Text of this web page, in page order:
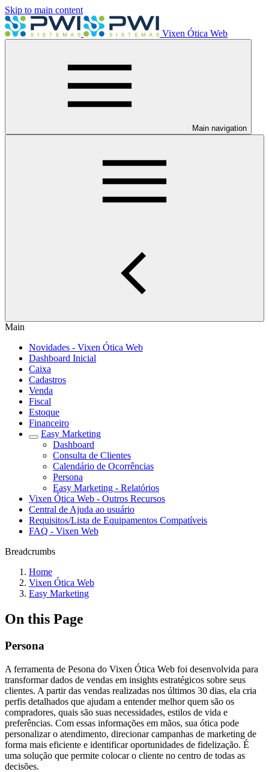
Skip to main content
Vixen Ótica Web
Main navigation
Main
Novidades - Vixen Ótica Web
Dashboard Inicial
Caixa
Cadastros
Venda
Fiscal
Estoque
Financeiro
Easy Marketing
Dashboard
Consulta de Clientes
Calendário de Ocorrências
Persona
Easy Marketing - Relatórios
Vixen Ótica Web - Outros Recursos
Central de Ajuda ao usuário
Requisitos/Lista de Equipamentos Compatíveis
FAQ - Vixen Web
Breadcrumbs
Home
Vixen Ótica Web
Easy Marketing
On this Page
Persona
A ferramenta de Pesona do Vixen Ótica Web foi desenvolvida para
transformar dados de vendas em insights estratégicos sobre seus
clientes. A partir das vendas realizadas nos últimos 30 dias, ela cria
perfis detalhados que ajudam a entender melhor quem são os
compradores, quais são suas necessidades, estilos de vida e
preferências. Com essas informações em mãos, sua ótica pode
personalizar o atendimento, direcionar campanhas de marketing de
forma mais eficiente e identificar oportunidades de fidelização. É
uma solução que permite colocar o cliente no centro de todas as
decisões.